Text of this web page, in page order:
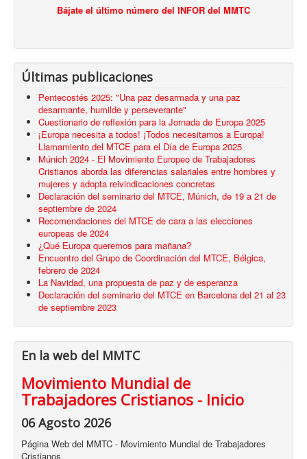
Bájate el último número del INFOR del MMTC
Últimas publicaciones
Pentecostés 2025: "Una paz desarmada y una paz
desarmante, humilde y perseverante"
Cuestionario de reflexión para la Jornada de Europa 2025
¡Europa necesita a todos! ¡Todos necesitamos a Europa!
Llamamiento del MTCE para el Día de Europa 2025
Múnich 2024 - El Movimiento Europeo de Trabajadores
Cristianos aborda las diferencias salariales entre hombres y
mujeres y adopta reivindicaciones concretas
Declaración del seminario del MTCE, Múnich, de 19 a 21 de
septiembre de 2024
Recomendaciones del MTCE de cara a las elecciones
europeas de 2024
¿Qué Europa queremos para mañana?
Encuentro del Grupo de Coordinación del MTCE, Bélgica,
febrero de 2024
La Navidad, una propuesta de paz y de esperanza
Declaración del seminario del MTCE en Barcelona del 21 al 23
de septiembre 2023
En la web del MMTC
Movimiento Mundial de
Trabajadores Cristianos - Inicio
06 Agosto 2026
Página Web del MMTC - Movimiento Mundial de Trabajadores
Cristianos